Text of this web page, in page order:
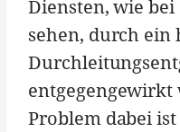
Diensten, wie bei
sehen, durch ein
entgegengewirkt
Problem dabei